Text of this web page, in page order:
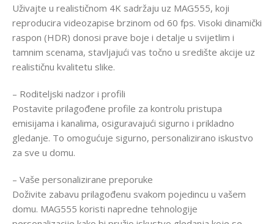
Uživajte u realističnom 4K sadržaju uz MAG555, koji
reproducira videozapise brzinom od 60 fps. Visoki dinamički
raspon (HDR) donosi prave boje i detalje u svijetlim i
tamnim scenama, stavljajući vas točno u središte akcije uz
realističnu kvalitetu slike.
– Roditeljski nadzor i profili
Postavite prilagođene profile za kontrolu pristupa
emisijama i kanalima, osiguravajući sigurno i prikladno
gledanje. To omogućuje sigurno, personalizirano iskustvo
za sve u domu.
– Vaše personalizirane preporuke
Doživite zabavu prilagođenu svakom pojedincu u vašem
domu. MAG555 koristi napredne tehnologije